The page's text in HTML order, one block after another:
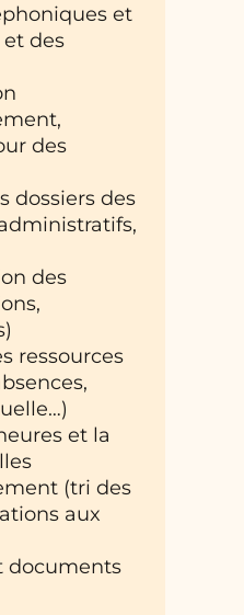
et
des
des
dossiers des
des
ressources
et la
(tri des
aux
documents